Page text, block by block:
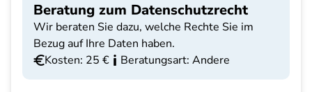
Beratung zum Datenschutzrecht
Wir beraten Sie dazu, welche Rechte Sie im
Bezug auf Ihre Daten haben.
Kosten: 25 €
Beratungsart: Andere